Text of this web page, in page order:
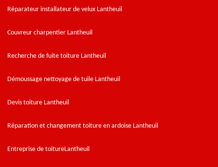
Réparateur installateur de velux Lantheuil
Couvreur charpentier Lantheuil
Recherche de fuite toiture Lantheuil
Démoussage nettoyage de tuile Lantheuil
Devis toiture Lantheuil
Réparation et changement toiture en ardoise Lantheuil
Entreprise de toitureLantheuil